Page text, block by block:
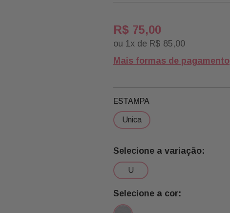
R$ 75,00
ou 1 x de R$ 85,00
Mais formas de pagamento
u
ESTAMPA
unica